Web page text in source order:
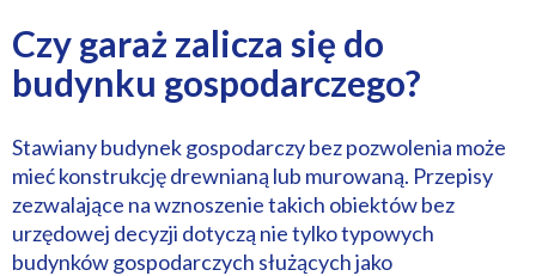
Czy garaż zalicza się do
budynku gospodarczego?
Stawiany budynek gospodarczy bez pozwolenia może
mieć konstrukcję drewnianą lub murowaną. Przepisy
zezwalające na wznoszenie takich obiektów bez
urzędowej decyzji dotyczą nie tylko typowych
budynków gospodarczych służących jako